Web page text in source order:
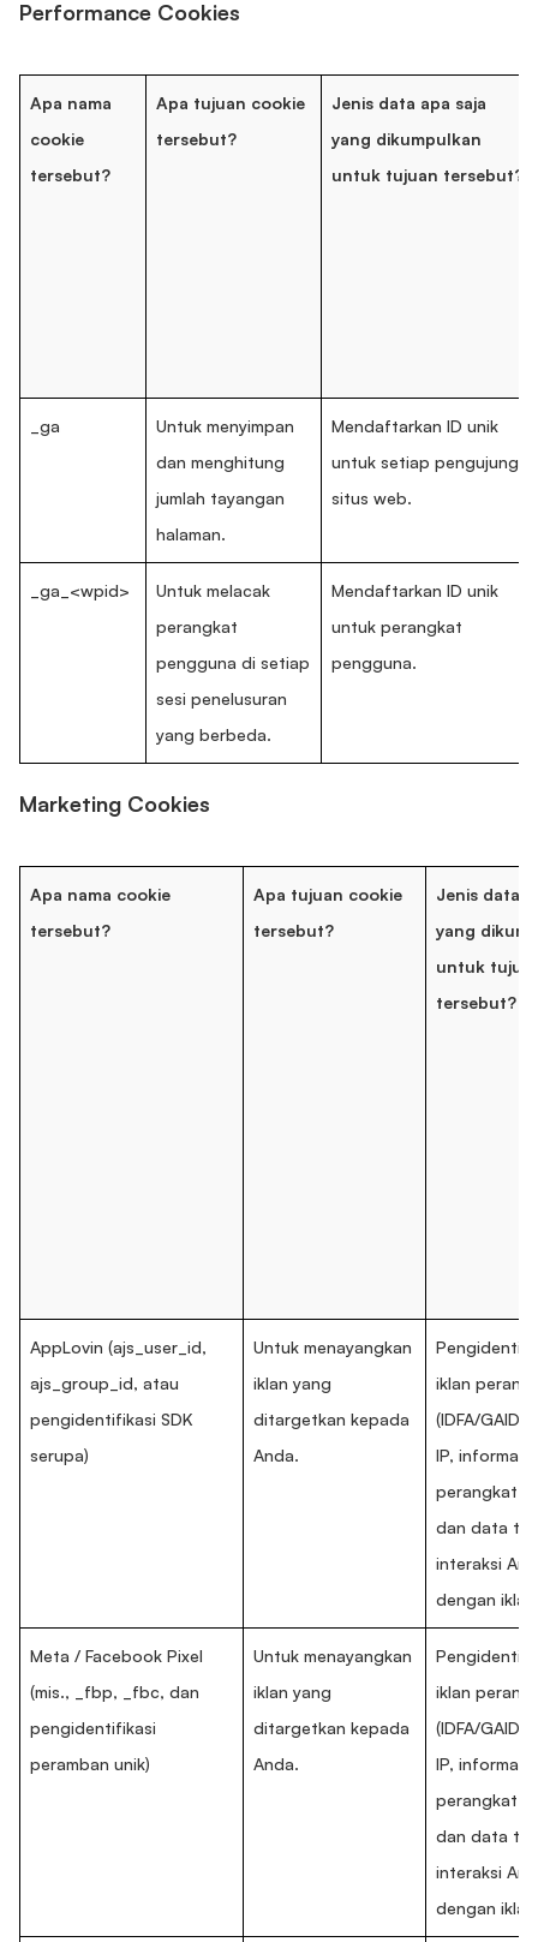
Performance Cookies
Apa nama
cookie
tersebut?
Apa tujuan cookie
tersebut?
Jenis data apa saja
yang dikumpulkan
untuk tujuan tersebut?
_ga
Untuk menyimpan
dan menghitung
jumlah tayangan
halaman.
Mendaftarkan ID unik
untuk setiap pengujung
situs web.
_ga_<wpid>
Untuk melacak
perangkat
pengguna di setiap
sesi penelusuran
yang berbeda.
Mendaftarkan ID unik
untuk perangkat
pengguna.
Marketing Cookies
Apa nama cookie
tersebut?
Apa tujuan cookie
tersebut?
Jenis data
yang
untuk
tersebut?
AppLovin (ajs_user_id,
ajs_group_id, atau
pengidentifikasi SDK
serupa)
Untuk menayangkan
iklan yang
ditargetkan kepada
Anda.
iklan
(IDFA/GAID),
IP, informasi
perangkat,
dan data
interaksi
dengan
Meta / Facebook Pixel
(mis., _fbp, _fbc, dan
pengidentifikasi
peramban unik)
Untuk menayangkan
iklan yang
ditargetkan kepada
Anda.
iklan
(IDFA/GAID),
IP, informasi
perangkat,
dan data
interaksi
dengan